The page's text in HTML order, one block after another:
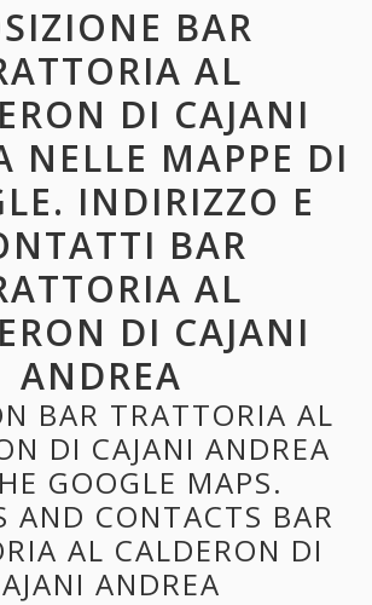
BAR
AL
DI CAJANI
NELLE MAPPE DI
INDIRIZZO E
BAR
AL
DI CAJANI
ANDREA
BAR TRATTORIA AL
DI CAJANI ANDREA
GOOGLE MAPS.
AND CONTACTS BAR
AL CALDERON DI
ANDREA